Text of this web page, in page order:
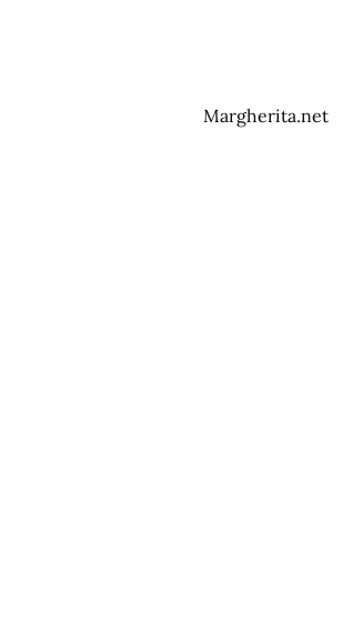
Margherita.net